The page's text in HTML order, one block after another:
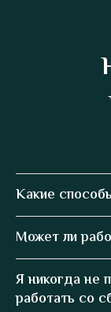
Какие
Может ли
Я никогда не
работать со